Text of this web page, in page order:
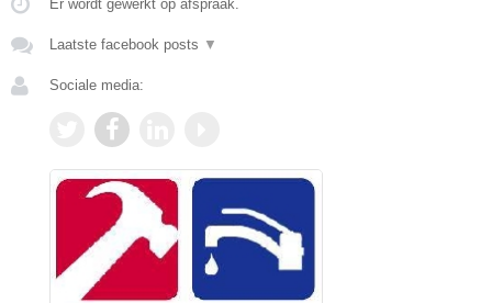
Er wordt gewerkt op afspraak.
Laatste facebook posts ▼
Sociale media: